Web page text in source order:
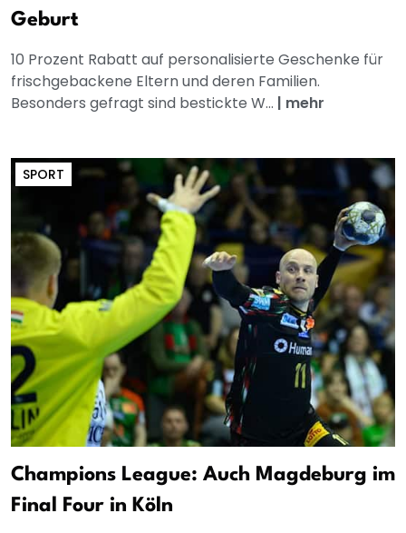
Geburt
10 Prozent Rabatt auf personalisierte Geschenke für
frischgebackene Eltern und deren Familien.
Besonders gefragt sind bestickte W... | mehr
SPORT
Champions League: Auch Magdeburg im
Final Four in Köln